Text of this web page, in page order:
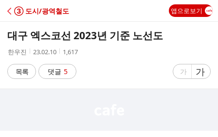
C
A
③ 도시/광역철도 앱으로보기
대구 엑스코선 2023년 기준 노선도
작
자
한우진
작
시
간
23.02.10
조
수
1,617
목록 댓글 5
글
가
글
자
가